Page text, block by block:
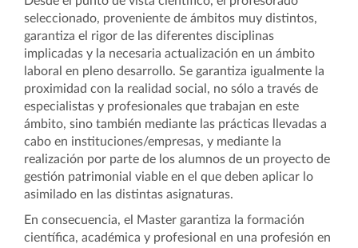
seleccionado, proveniente de ámbitos muy distintos,
garantiza el rigor de las diferentes disciplinas
implicadas y la necesaria actualización en un ámbito
laboral en pleno desarrollo. Se garantiza igualmente la
proximidad con la realidad social, no sólo a través de
especialistas y profesionales que trabajan en este
ámbito, sino también mediante las prácticas llevadas a
cabo en instituciones/empresas, y mediante la
realización por parte de los alumnos de un proyecto de
gestión patrimonial viable en el que deben aplicar lo
asimilado en las distintas asignaturas.
En consecuencia, el Master garantiza la formación
científica, académica y profesional en una profesión en